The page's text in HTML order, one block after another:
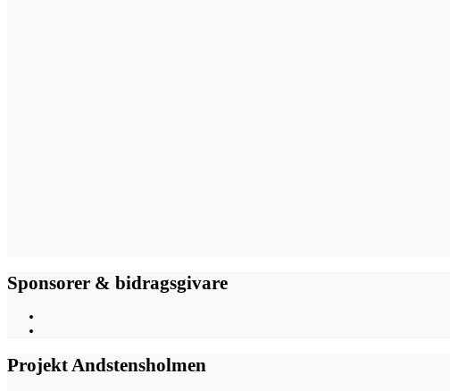
Sponsorer & bidragsgivare
Projekt Andstensholmen